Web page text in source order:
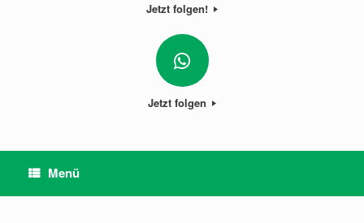
Jetzt folgen!
Jetzt folgen
Menü